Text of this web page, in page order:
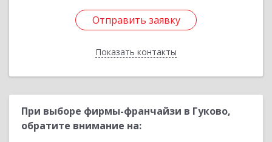
Отправить заявку
Показать контакты
Отправить заявку
Назад
При выборе фирмы-франчайзи в Гуково,
обратите внимание на: